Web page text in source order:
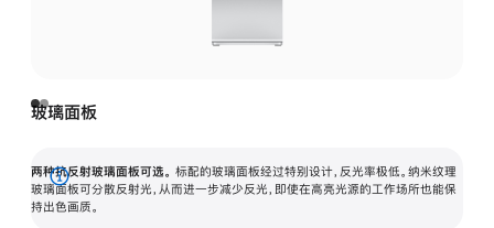
玻璃面板
两种抗反射玻璃面板可选。 标配的玻璃面板经过特别设计，反光率极低。纳米纹理
玻璃面板可分散反射光，从而进一步减少反光，即使在高亮光源的工作场所也能保
持出色画质。
展
开